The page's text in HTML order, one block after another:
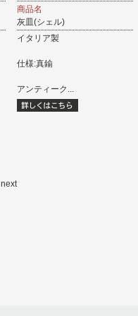
商品名
灰皿(シェル)
イタリア製
仕様:真鍮
アンティーク...
next